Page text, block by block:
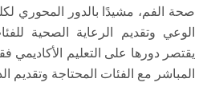
صحة الفم، مشيدًا بالدور المحوري
الوعي وتقديم الرعاية الصحية
يقتصر دورها على التعليم الأكاديمي
المباشر مع الفئات المحتاجة وتقديم